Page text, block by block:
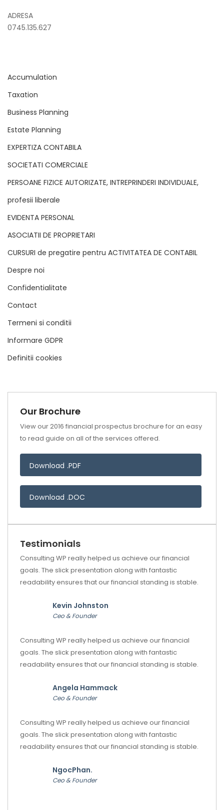
ADRESA
0745.135.627
Accumulation
Taxation
Business Planning
Estate Planning
EXPERTIZA CONTABILA
SOCIETATI COMERCIALE
PERSOANE FIZICE AUTORIZATE, INTREPRINDERI INDIVIDUALE,
profesii liberale
EVIDENTA PERSONAL
ASOCIATII DE PROPRIETARI
CURSURI de pregatire pentru ACTIVITATEA DE CONTABIL
Despre noi
Confidentialitate
Contact
Termeni si conditii
Informare GDPR
Definitii cookies
Our Brochure
View our 2016 financial prospectus brochure for an easy
to read guide on all of the services offered.
Download .PDF
Download .DOC
Testimonials
Consulting WP really helped us achieve our financial
goals. The slick presentation along with fantastic
readability ensures that our financial standing is stable.
Kevin Johnston
Ceo & Founder
Consulting WP really helped us achieve our financial
goals. The slick presentation along with fantastic
readability ensures that our financial standing is stable.
Angela Hammack
Ceo & Founder
Consulting WP really helped us achieve our financial
goals. The slick presentation along with fantastic
readability ensures that our financial standing is stable.
NgocPhan.
Ceo & Founder